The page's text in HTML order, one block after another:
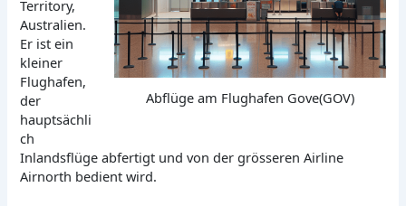
Abflüge am Flughafen Gove(GOV)
Territory,
Australien.
Er ist ein
kleiner
Flughafen,
der
hauptsächli
ch
Inlandsflüge abfertigt und von der grösseren Airline
Airnorth bedient wird.